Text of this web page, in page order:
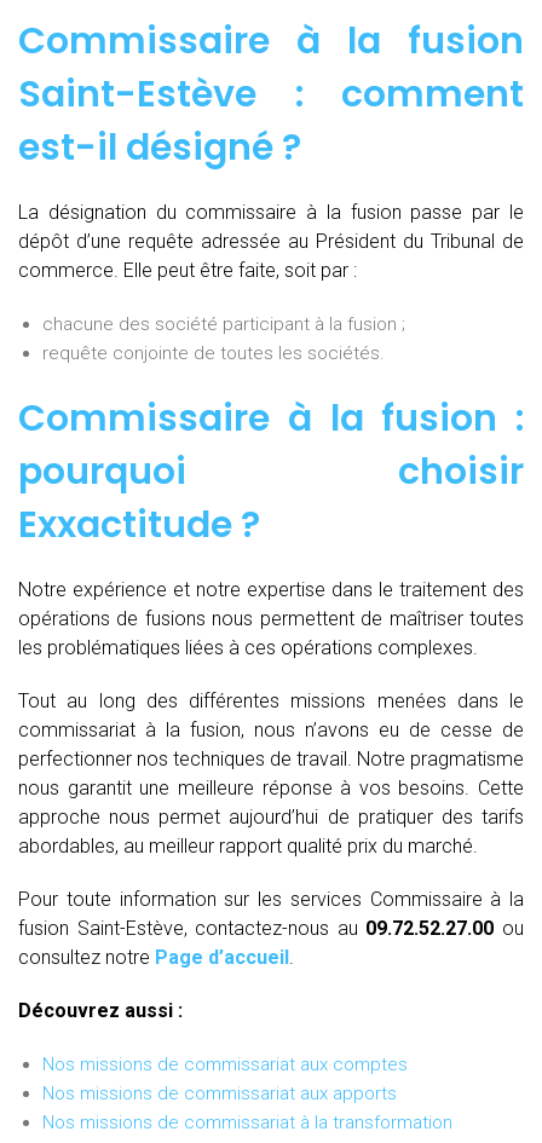
Commissaire à la fusion
Saint-Estève : comment
est-il désigné ?
La désignation du commissaire à la fusion passe par le
dépôt d’une requête adressée au Président du Tribunal de
commerce. Elle peut être faite, soit par :
chacune des société participant à la fusion ;
requête conjointe de toutes les sociétés.
Commissaire à la fusion :
pourquoi choisir
Exxactitude ?
Notre expérience et notre expertise dans le traitement des
opérations de fusions nous permettent de maîtriser toutes
les problématiques liées à ces opérations complexes.
Tout au long des différentes missions menées dans le
commissariat à la fusion, nous n’avons eu de cesse de
perfectionner nos techniques de travail. Notre pragmatisme
nous garantit une meilleure réponse à vos besoins. Cette
approche nous permet aujourd’hui de pratiquer des tarifs
abordables, au meilleur rapport qualité prix du marché.
Pour toute information sur les services Commissaire à la
fusion Saint-Estève, contactez-nous au 09.72.52.27.00 ou
consultez notre Page d’accueil
Découvrez aussi :
Nos missions de commissariat aux comptes
Nos missions de commissariat aux apports
Nos missions de commissariat à la transformation